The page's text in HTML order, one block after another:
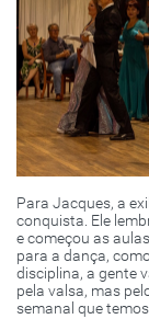
Para Jacques, a
conquista. Ele
e começou as
para a dança,
disciplina, a gente
pela valsa, mas
semanal que